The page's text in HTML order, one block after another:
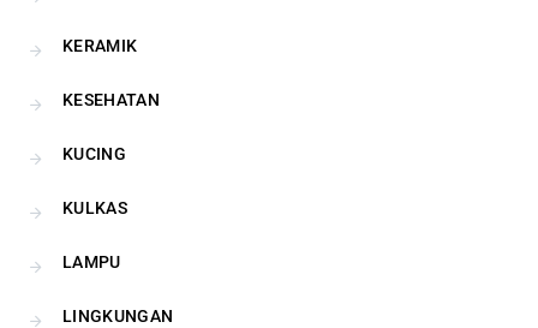
KERAMIK
KESEHATAN
KUCING
KULKAS
LAMPU
LINGKUNGAN